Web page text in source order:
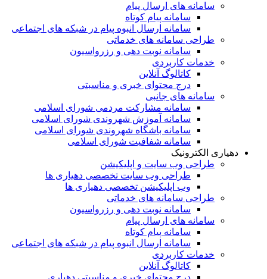
سامانه های ارسال پیام
سامانه پیام کوتاه
سامانه ارسال انبوه پیام در شبکه های اجتماعی
طراحی سامانه های خدماتی
سامانه نوبت دهی و رزرواسیون
خدمات کاربردی
کاتالوگ آنلاین
درج محتوای خبری و مناسبتی
سامانه های جانبی
سامانه مشارکت مردمی شورای اسلامی
سامانه آموزش شهروندی شورای اسلامی
سامانه باشگاه شهروندی شورای اسلامی
سامانه شفافیت شورای اسلامی
دهیاری الکترونیک
طراحی وب سایت و اپلیکیشن
طراحی وب سایت تخصصی دهیاری ها
وب اپلیکیشن تخصصی دهیاری ها
طراحی سامانه های خدماتی
سامانه نوبت دهی و رزرواسیون
سامانه های ارسال پیام
سامانه پیام کوتاه
سامانه ارسال انبوه پیام در شبکه های اجتماعی
خدمات کاربردی
کاتالوگ آنلاین
درج محتوای خبری و مناسبتی دهیاری